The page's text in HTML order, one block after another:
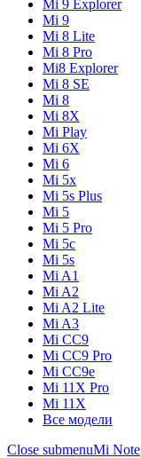
Mi 9 Explorer
Mi 9
Mi 8 Lite
Mi 8 Pro
Mi8 Explorer
Mi 8 SE
Mi 8
Mi 8X
Mi Play
Mi 6X
Mi 6
Mi 5x
Mi 5s Plus
Mi 5
Mi 5 Pro
Mi 5c
Mi 5s
Mi A1
Mi A2
Mi A2 Lite
Mi A3
Mi CC9
Mi CC9 Pro
Mi CC9e
Mi 11X Pro
Mi 11X
Все модели
Close submenuMi Note